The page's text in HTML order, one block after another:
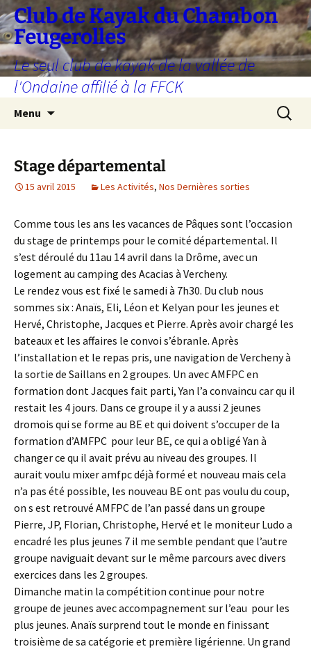
Aller
au
contenu
Club de Kayak du Chambon
Feugerolles
Le seul club de kayak de la vallée de
l'Ondaine affilié à la FFCK
Menu
Stage départemental
15 avril 2015 Les Activités, Nos Dernières sorties
Comme tous les ans les vacances de Pâques sont l’occasion
du stage de printemps pour le comité départemental. Il
s’est déroulé du 11au 14 avril dans la Drôme, avec un
logement au camping des Acacias à Vercheny.
Le rendez vous est fixé le samedi à 7h30. Du club nous
sommes six : Anaïs, Eli, Léon et Kelyan pour les jeunes et
Hervé, Christophe, Jacques et Pierre. Après avoir chargé les
bateaux et les affaires le convoi s’ébranle. Après
l’installation et le repas pris, une navigation de Vercheny à
la sortie de Saillans en 2 groupes. Un avec AMFPC en
formation dont Jacques fait parti, Yan l’a convaincu car qu il
restait les 4 jours. Dans ce groupe il y a aussi 2 jeunes
dromois qui se forme au BE et qui doivent s’occuper de la
formation d’AMFPC pour leur BE, ce qui a obligé Yan à
changer ce qu il avait prévu au niveau des groupes. Il
aurait voulu mixer amfpc déjà formé et nouveau mais cela
n’a pas été possible, les nouveau BE ont pas voulu du coup,
on s est retrouvé AMFPC de l’an passé dans un groupe
Pierre, JP, Florian, Christophe, Hervé et le moniteur Ludo a
encadré les plus jeunes 7 il me semble pendant que l’autre
groupe naviguait devant sur le même parcours avec divers
exercices dans les 2 groupes.
Dimanche matin la compétition continue pour notre
groupe de jeunes avec accompagnement sur l’eau pour les
plus jeunes. Anaïs surprend tout le monde en finissant
troisième de sa catégorie et première ligérienne. Un grand